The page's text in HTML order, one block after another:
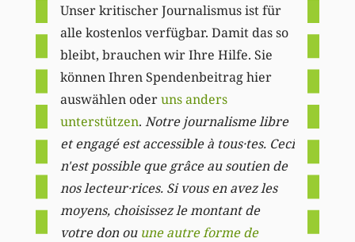
Unser kritischer Journalismus ist für
alle kostenlos verfügbar. Damit das so
bleibt, brauchen wir Ihre Hilfe. Sie
können Ihren Spendenbeitrag hier
auswählen oderuns anders
unterstützen. Notre journalisme libre
et engagé est accessible à tous·tes. Ceci
n'est possible que grâce au soutien de
nos lecteur·rices. Si vous en avez les
moyens, choisissez le montant de
votre don ou une autre forme de